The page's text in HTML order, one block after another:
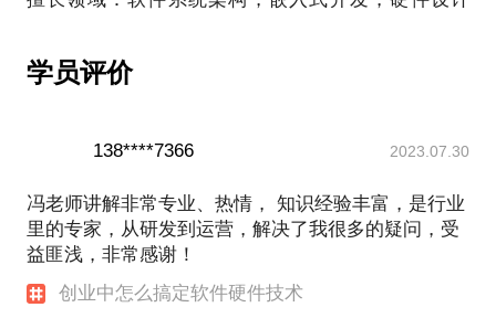
学员评价
138****7366 2023.07.30
冯老师讲解非常专业、热情， 知识经验丰富，是行业
里的专家，从研发到运营，解决了我很多的疑问，受
益匪浅，非常感谢！
创业中怎么搞定软件硬件技术